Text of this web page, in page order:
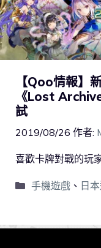
【Qoo情報】
《Lost
試
2019/08/26 作者:
喜歡卡牌對戰的玩
手機遊戲、 日